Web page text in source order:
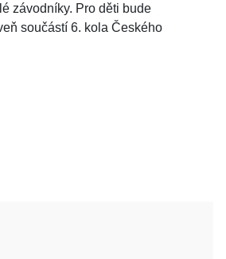
závodníky. Pro děti bude
součástí 6. kola Českého